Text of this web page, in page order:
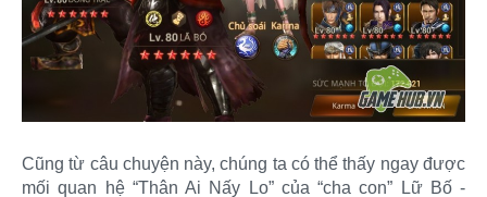
Cũng từ câu chuyện này, chúng ta có thể thấy ngay được
mối quan hệ “Thân Ai Nấy Lo” của “cha con” Lữ Bố -